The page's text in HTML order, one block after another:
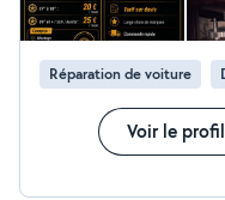
Réparation de voiture
Voir le profil